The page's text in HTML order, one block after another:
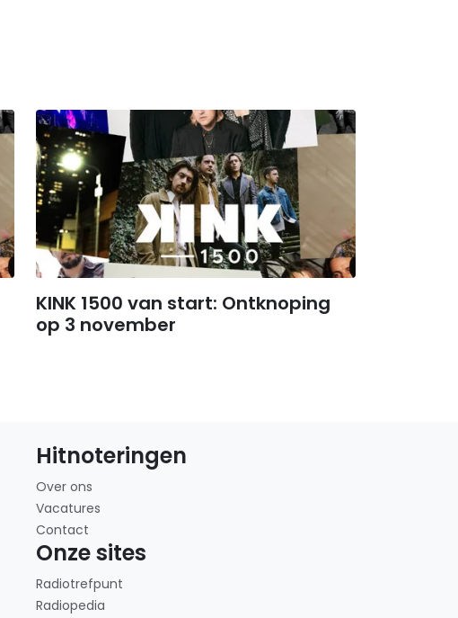
KINK 1500 van start: Ontknoping
op 3 november
Hitnoteringen
Over ons
Vacatures
Contact
Onze sites
Radiotrefpunt
Radiopedia